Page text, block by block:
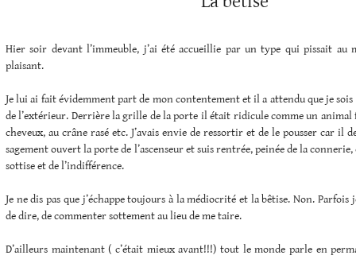
Hier soir devant l’immeuble, j’ai été accueillie par un type qui pissait au
plaisant.
Je lui ai fait évidemment part de mon contentement et il a attendu que je
de l’extérieur. Derrière la grille de la porte il était ridicule comme un animal
cheveux, au crâne rasé etc. J’avais envie de ressortir et de le pousser car il
sagement ouvert la porte de l’ascenseur et suis rentrée, peinée de la
sottise et de l’indifférence.
Je ne dis pas que j’échappe toujours à la médiocrité et la bêtise. Non. Parfois
de dire, de commenter sottement au lieu de me taire.
D’ailleurs maintenant ( c’était mieux avant!!!) tout le monde parle en